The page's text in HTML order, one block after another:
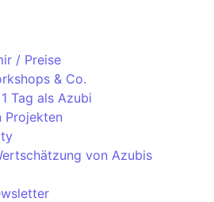
/ Preise
& Co.
Tag als Azubi
von Azubis